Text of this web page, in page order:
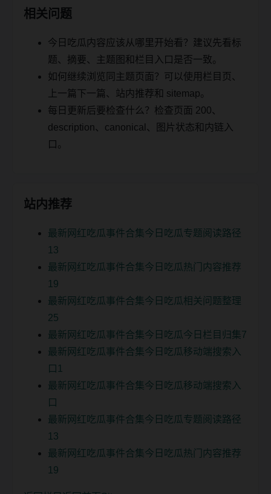
相关问题
今日吃瓜内容应该从哪里开始看？建议先看标
题、摘要、主题图和栏目入口是否一致。
如何继续浏览同主题页面？可以使用栏目页、
上一篇下一篇、站内推荐和 sitemap。
每日更新后要检查什么？检查页面 200、
description、canonical、图片状态和内链入
口。
站内推荐
最新网红吃瓜事件合集今日吃瓜专题阅读路径
13
最新网红吃瓜事件合集今日吃瓜热门内容推荐
19
最新网红吃瓜事件合集今日吃瓜相关问题整理
25
最新网红吃瓜事件合集今日吃瓜今日栏目归集7
最新网红吃瓜事件合集今日吃瓜移动端搜索入
口1
最新网红吃瓜事件合集今日吃瓜移动端搜索入
口
最新网红吃瓜事件合集今日吃瓜专题阅读路径
13
最新网红吃瓜事件合集今日吃瓜热门内容推荐
19